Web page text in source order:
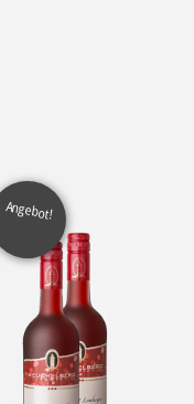
Angebot!